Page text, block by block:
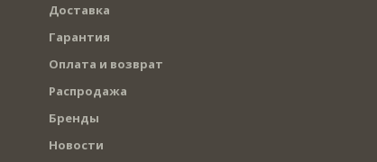
Доставка
Гарантия
Оплата и возврат
Распродажа
Бренды
Новости